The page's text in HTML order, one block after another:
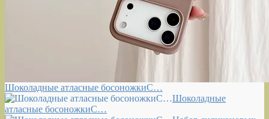
Шоколадные атласные босоножкиС…
Шоколадные
атласные босоножкиС…